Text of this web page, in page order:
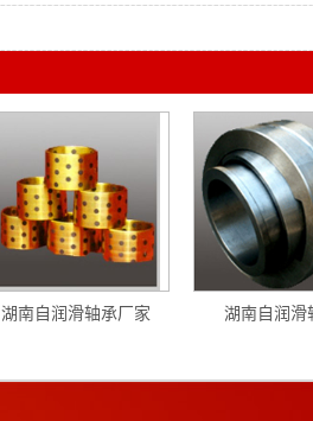
湖南自润滑轴承厂家 湖南自润滑